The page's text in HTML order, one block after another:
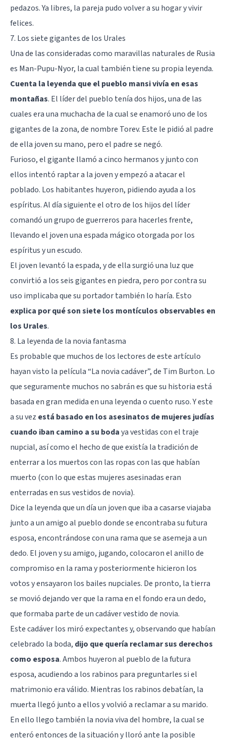
pedazos. Ya libres, la pareja pudo volver a su hogar y vivir
felices.
7. Los siete gigantes de los Urales
Una de las consideradas como maravillas naturales de Rusia
es Man-Pupu-Nyor, la cual también tiene su propia leyenda.
Cuenta la leyenda que el pueblo mansi vivía en esas
montañas. El líder del pueblo tenía dos hijos, una de las
cuales era una muchacha de la cual se enamoró uno de los
gigantes de la zona, de nombre Torev. Este le pidió al padre
de ella joven su mano, pero el padre se negó.
Furioso, el gigante llamó a cinco hermanos y junto con
ellos intentó raptar a la joven y empezó a atacar el
poblado. Los habitantes huyeron, pidiendo ayuda a los
espíritus. Al día siguiente el otro de los hijos del líder
comandó un grupo de guerreros para hacerles frente,
llevando el joven una espada mágico otorgada por los
espíritus y un escudo.
El joven levantó la espada, y de ella surgió una luz que
convirtió a los seis gigantes en piedra, pero por contra su
uso implicaba que su portador también lo haría. Esto
explica por qué son siete los montículos observables en
los Urales.
8. La leyenda de la novia fantasma
Es probable que muchos de los lectores de este artículo
hayan visto la película “La novia cadáver”, de Tim Burton. Lo
que seguramente muchos no sabrán es que su historia está
basada en gran medida en una leyenda o cuento ruso. Y este
a su vez está basado en los asesinatos de mujeres judías
cuando iban camino a su bodaya vestidas con el traje
nupcial, así como el hecho de que existía la tradición de
enterrar a los muertos con las ropas con las que habían
muerto (con lo que estas mujeres asesinadas eran
enterradas en sus vestidos de novia).
Dice la leyenda que un día un joven que iba a casarse viajaba
junto a un amigo al pueblo donde se encontraba su futura
esposa, encontrándose con una rama que se asemeja a un
dedo. El joven y su amigo, jugando, colocaron el anillo de
compromiso en la rama y posteriormente hicieron los
votos y ensayaron los bailes nupciales. De pronto, la tierra
se movió dejando ver que la rama en el fondo era un dedo,
que formaba parte de un cadáver vestido de novia.
Este cadáver los miró expectantes y, observando que habían
celebrado la boda, dijo que quería reclamar sus derechos
como esposa. Ambos huyeron al pueblo de la futura
esposa, acudiendo a los rabinos para preguntarles si el
matrimonio era válido. Mientras los rabinos debatían, la
muerta llegó junto a ellos y volvió a reclamar a su marido.
En ello llego también la novia viva del hombre, la cual se
enteró entonces de la situación y lloró ante la posible